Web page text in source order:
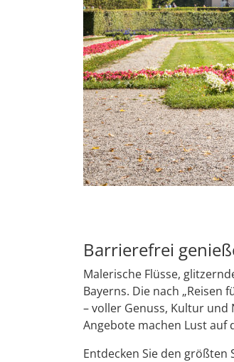
Barrierefrei
Malerische Flüsse,
Bayerns. Die nach „Reisen
– voller Genuss, Kultur
Angebote machen Lust auf
Entdecken Sie den